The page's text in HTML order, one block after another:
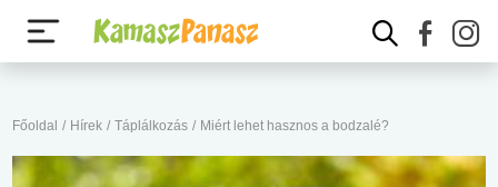
Főoldal / Hírek / Táplálkozás / Miért lehet hasznos a bodzalé?